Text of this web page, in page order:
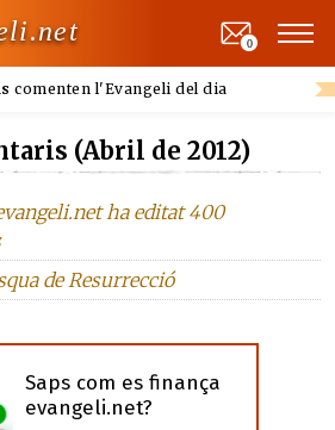
comenten l'Evangeli del dia
0
(Abril de 2012)
ha editat 400
de Resurrecció
Saps com es finança
evangeli.net?